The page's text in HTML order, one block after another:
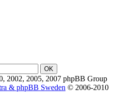
2002, 2005, 2007 phpBB Group
& phpBB Sweden © 2006-2010